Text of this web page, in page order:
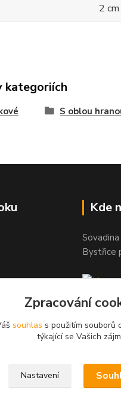
2 cm
kategoriích
S oblou
Kde
Bystřice
Zpracování
souhlas s použitím souborů
týkající se Vašich
Nastavení